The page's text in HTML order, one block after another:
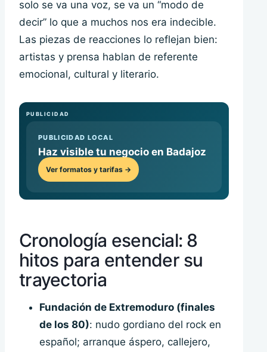
solo se va una voz, se va un “modo de
decir” lo que a muchos nos era indecible.
Las piezas de reacciones lo reflejan bien:
artistas y prensa hablan de referente
emocional, cultural y literario.
PUBLICIDAD
PUBLICIDAD LOCAL
Haz visible tu negocio en Badajoz
Ver formatos y tarifas →
Cronología esencial: 8
hitos para entender su
trayectoria
Fundación de Extremoduro (finales
de los 80): nudo gordiano del rock en
español; arranque áspero, callejero,